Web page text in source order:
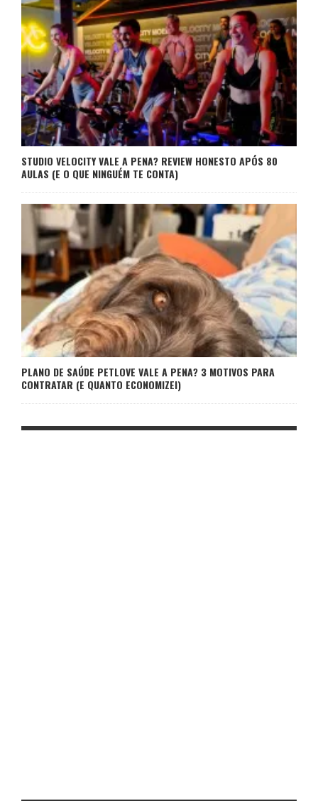
STUDIO VELOCITY VALE A PENA? REVIEW HONESTO APÓS 80
AULAS (E O QUE NINGUÉM TE CONTA)
PLANO DE SAÚDE PETLOVE VALE A PENA? 3 MOTIVOS PARA
CONTRATAR (E QUANTO ECONOMIZEI)